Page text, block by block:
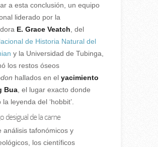
a esta conclusión, un equipo
liderado por la
E. Grace Veatch , del
de Historia Natural del
y la Universidad de Tubinga,
los restos óseos
hallados en el yacimiento
Bua, el lugar exacto donde
leyenda del ‘hobbit’.
desigual de la carne
análisis tafonómicos y
los científicos